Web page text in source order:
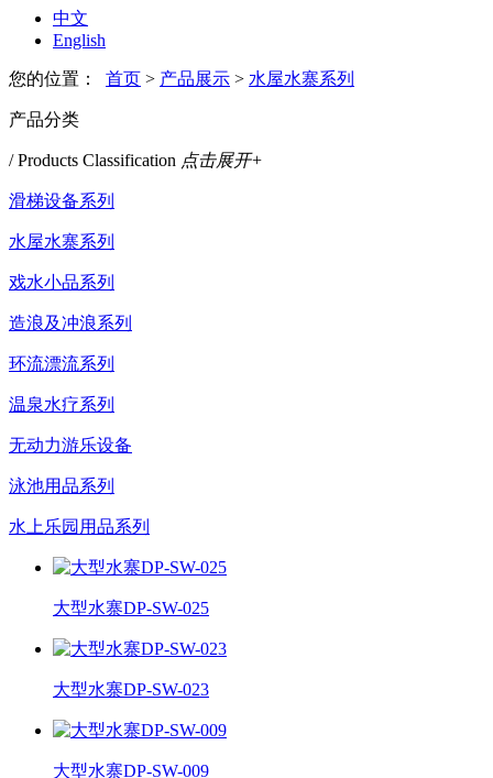
中文
English
您的位置： 首页 > 产品展示 > 水屋水寨系列
产品分类
/ Products Classification 点击展开+
滑梯设备系列
水屋水寨系列
戏水小品系列
造浪及冲浪系列
环流漂流系列
温泉水疗系列
无动力游乐设备
泳池用品系列
水上乐园用品系列
大型水寨DP-SW-025
大型水寨DP-SW-023
大型水寨DP-SW-009